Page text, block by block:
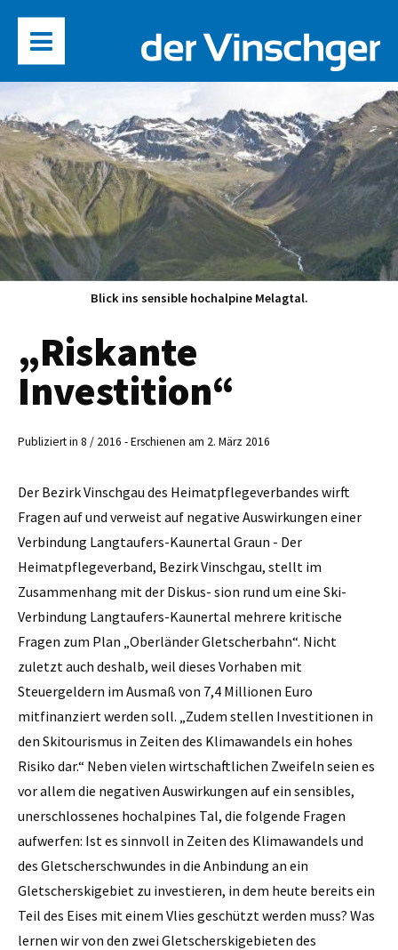
Blick ins sensible hochalpine Melagtal.
„Riskante
Investition“
Publiziert in 8 / 2016 - Erschienen am 2. März 2016
Der Bezirk Vinschgau des Heimatpflegeverbandes wirft
Fragen auf und verweist auf negative Auswirkungen einer
Verbindung Langtaufers-Kaunertal Graun - Der
Heimatpflegeverband, Bezirk Vinschgau, stellt im
Zusammenhang mit der Diskus- sion rund um eine Ski-
Verbindung Langtaufers-Kaunertal mehrere kritische
Fragen zum Plan „Oberländer Gletscherbahn“. Nicht
zuletzt auch deshalb, weil dieses Vorhaben mit
Steuergeldern im Ausmaß von 7,4 Millionen Euro
mitfinanziert werden soll. „Zudem stellen Investitionen in
den Skitourismus in Zeiten des Klimawandels ein hohes
Risiko dar.“ Neben vielen wirtschaftlichen Zweifeln seien es
vor allem die negativen Auswirkungen auf ein sensibles,
unerschlossenes hochalpines Tal, die folgende Fragen
aufwerfen: Ist es sinnvoll in Zeiten des Klimawandels und
des Gletscherschwundes in die Anbindung an ein
Gletscherskigebiet zu investieren, in dem heute bereits ein
Teil des Eises mit einem Vlies geschützt werden muss? Was
lernen wir von den zwei Gletscherskigebieten des